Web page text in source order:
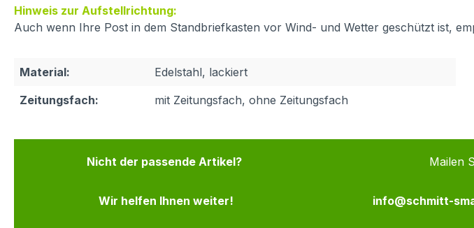
Hinweis zur Aufstellrichtung:
Auch wenn Ihre Post in dem Standbriefkasten vor Wind- und Wetter geschützt ist,
Material:
Edelstahl, lackiert
Zeitungsfach:
mit Zeitungsfach, ohne Zeitungsfach
Nicht der passende Artikel?
Wir helfen Ihnen weiter!
Mailen
info@schmitt-